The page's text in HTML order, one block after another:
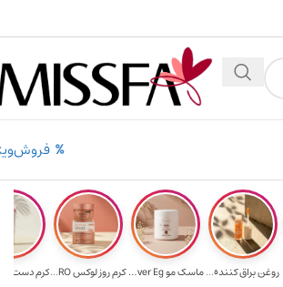
۲٪ تخفیف روی سبد خرید برای روش کارت به کارت
روغن براق کننده... ماسک مو Ever Eg... کرم روز لوکس RO...